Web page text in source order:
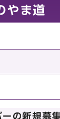
やま道
の新規募